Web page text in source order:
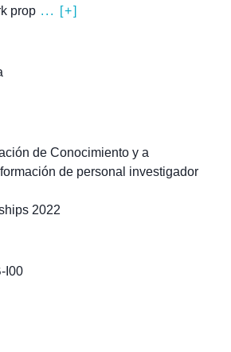
prop ... [+]
de Conocimiento y a
de personal investigador
2022
I00